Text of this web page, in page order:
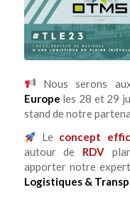
Nous serons
Europe les 28 et 29
stand de notre
Le concept
autour de RDV
apporter notre
Logistiques &